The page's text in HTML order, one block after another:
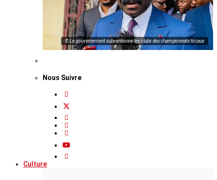
© Le gouvernement subventionne les clubs des championnats locaux
Nous Suivre
Culture